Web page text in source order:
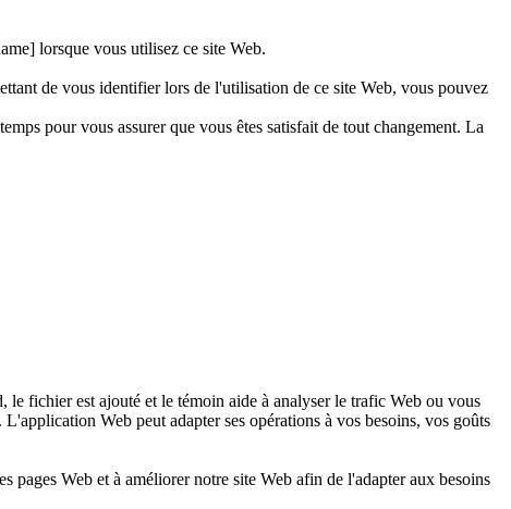
lorsque vous utilisez ce site Web.
de vous identifier lors de l'utilisation de ce site Web, vous pouvez
pour vous assurer que vous êtes satisfait de tout changement. La
fichier est ajouté et le témoin aide à analyser le trafic Web ou vous
Web peut adapter ses opérations à vos besoins, vos goûts
Web et à améliorer notre site Web afin de l'adapter aux besoins